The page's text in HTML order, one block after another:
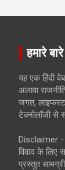
हमारे
यह एक हिंदी
अलावा
जगत,
टेक्नोलॉजी से
Disclaimer -
विवाद के लिए
प्रस्तुत